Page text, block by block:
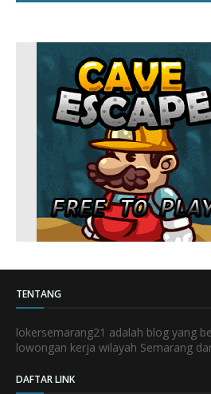
TENTANG
lokersemarang21 adalah blog yang
lowongan kerja wilayah Semarang
DAFTAR LINK